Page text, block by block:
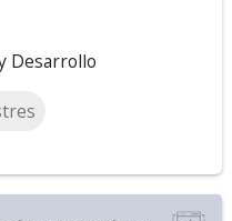
Desarrollo